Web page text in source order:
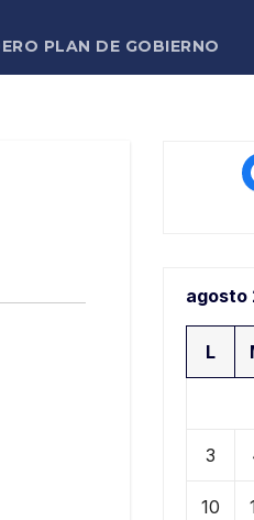
PLAN DE GOBIERNO
agosto
L
3
10